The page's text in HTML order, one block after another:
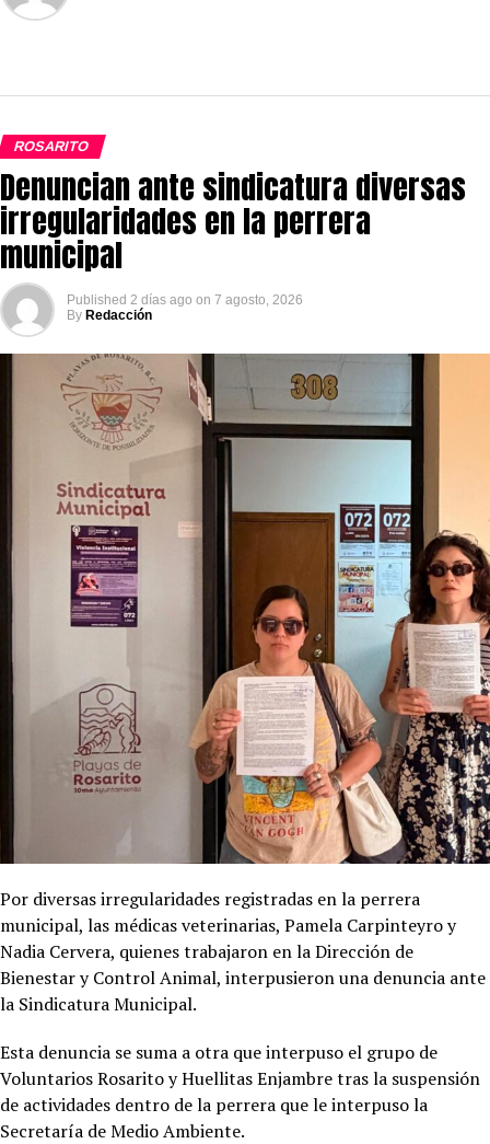
ROSARITO
Denuncian ante sindicatura diversas
irregularidades en la perrera
municipal
Published 2 días ago on 7 agosto, 2026
By Redacción
Por diversas irregularidades registradas en la perrera
municipal, las médicas veterinarias, Pamela Carpinteyro y
Nadia Cervera, quienes trabajaron en la Dirección de
Bienestar y Control Animal, interpusieron una denuncia ante
la Sindicatura Municipal.
Esta denuncia se suma a otra que interpuso el grupo de
Voluntarios Rosarito y Huellitas Enjambre tras la suspensión
de actividades dentro de la perrera que le interpuso la
Secretaría de Medio Ambiente.